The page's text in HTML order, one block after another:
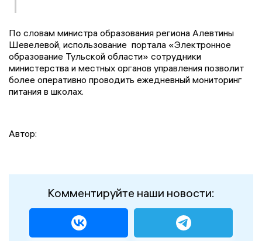
По словам министра образования региона Алевтины
Шевелевой, использование портала «Электронное
образование Тульской области» сотрудники
министерства и местных органов управления позволит
более оперативно проводить ежедневный мониторинг
питания в школах.
Автор:
Комментируйте наши новости: